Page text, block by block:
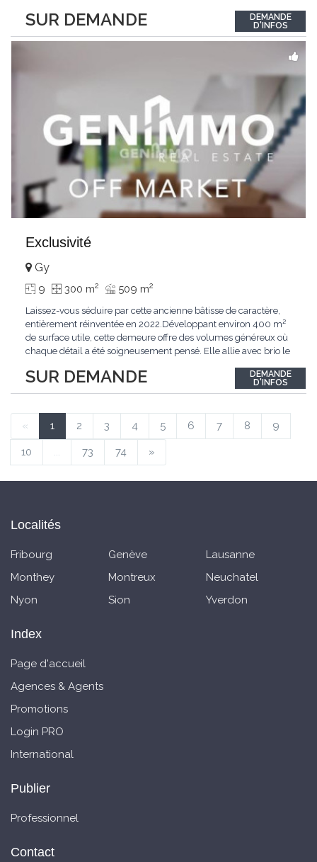
SUR DEMANDE
Liegenschaft in einem hervorragenden Zustand und vereint
zeitgemässen Wohnkomfort perfekt mit nachhaltiger
DEMANDE
D'INFOS
Exclusivité
SUR DEMANDE
Gy
9 300 m2 509 m2
Laissez-vous séduire par cette ancienne bâtisse de caractère,
entièrement réinventée en 2022.Développant environ 400 m²
de surface utile, cette demeure offre des volumes généreux où
chaque détail a été soigneusement pensé. Elle allie avec brio le
contemporaines. Sa distribution harmonieuse et fonctionnelle a
été conçue pour répondre...
DEMANDE
D'INFOS
« 1 2 3 4 5 6 7 8 9
10 ... 73 74 »
Localités
Fribourg Genève
Lausanne
Monthey
Montreux
Neuchatel
Nyon
Sion Yverdon
Index
Page d'accueil
Agences & Agents
Promotions
Login PRO
International
Publier
Professionnel
Contact